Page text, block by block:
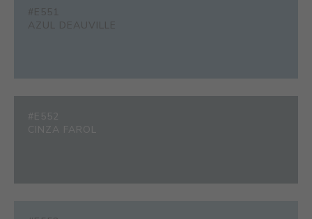
#E551
AZUL DEAUVILLE
#E552
CINZA FAROL